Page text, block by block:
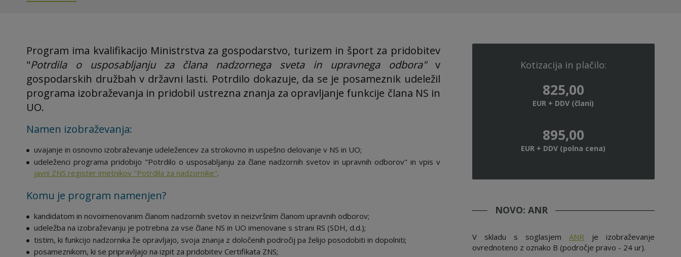
Program ima kvalifikacijo Ministrstva za gospodarstvo, turizem in šport za pridobitev
"Potrdila o usposabljanju za člana nadzornega sveta in upravnega odbora" v
gospodarskih družbah v državni lasti. Potrdilo dokazuje, da se je posameznik udeležil
programa izobraževanja in pridobil ustrezna znanja za opravljanje funkcije člana NS in
UO.
Namen izobraževanja:
uvajanje in osnovno izobraževanje udeležencev za strokovno in uspešno delovanje v NS in UO;
udeleženci programa pridobijo "Potrdilo o usposabljanju za člane nadzornih svetov in upravnih odborov" in vpis v
javni ZNS register imetnikov "Potrdila za nadzornike".
Komu je program namenjen?
kandidatom in novoimenovanim članom nadzornih svetov in neizvršnim članom upravnih odborov;
udeležba na izobraževanju je potrebna za vse člane NS in UO imenovane s strani RS (SDH, d.d.);
tistim, ki funkcijo nadzornika že opravljajo, svoja znanja z določenih področij pa želijo posodobiti in dopolniti;
posameznikom, ki se pripravljajo na izpit za pridobitev Certifikata ZNS;
Kotizacija in plačilo:
825,00
EUR + DDV (člani)
895,00
EUR + DDV (polna cena)
NOVO: ANR
V skladu s soglasjem ANRje izobraževanje
ovrednoteno z oznako B (področje pravo - 24 ur).